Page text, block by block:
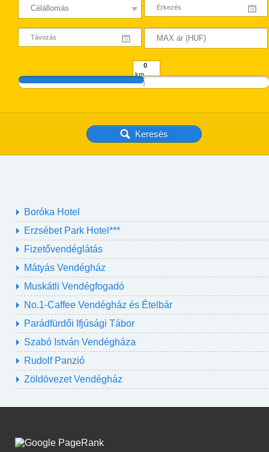
km
Boróka Hotel
Erzsébet Park Hotel***
Fizetővendéglátás
Mátyás Vendégház
Muskátli Vendégfogadó
No.1-Caffee Vendégház és Ételbár
Parádfürdői Ifjúsági Tábor
Szabó István Vendégháza
Rudolf Panzió
Zöldövezet Vendégház